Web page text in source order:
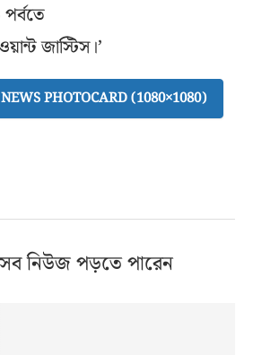
জাস্টিস।’
PHOTOCARD (1080×1080)
নিউজ পড়তে পারেন